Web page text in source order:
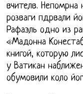
вчителв. Непомрна
розваги пдрвали
Рафаэль одно из
«Мадонна
книгой, которую
у Ватикан
обумовили коло